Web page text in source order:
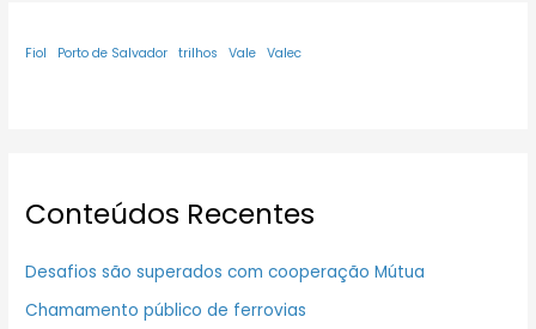
Fiol Porto de Salvador trilhos Vale Valec
Conteúdos Recentes
Desafios são superados com cooperação Mútua
Chamamento público de ferrovias